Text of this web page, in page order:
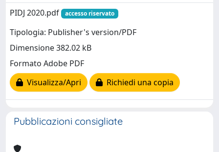
PIDJ 2020.pdf
accesso riservato
Tipologia: Publisher's version/PDF
Dimensione 382.02 kB
Formato Adobe PDF
Visualizza/Apri
Richiedi una copia
Pubblicazioni consigliate